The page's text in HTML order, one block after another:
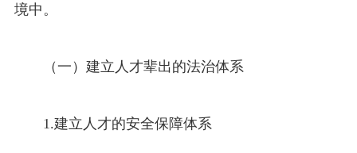
境中。
（一）建立人才辈出的法治体系
1.建立人才的安全保障体系